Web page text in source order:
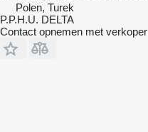
Polen, Turek
P.P.H.U. DELTA
Contact opnemen met verkoper